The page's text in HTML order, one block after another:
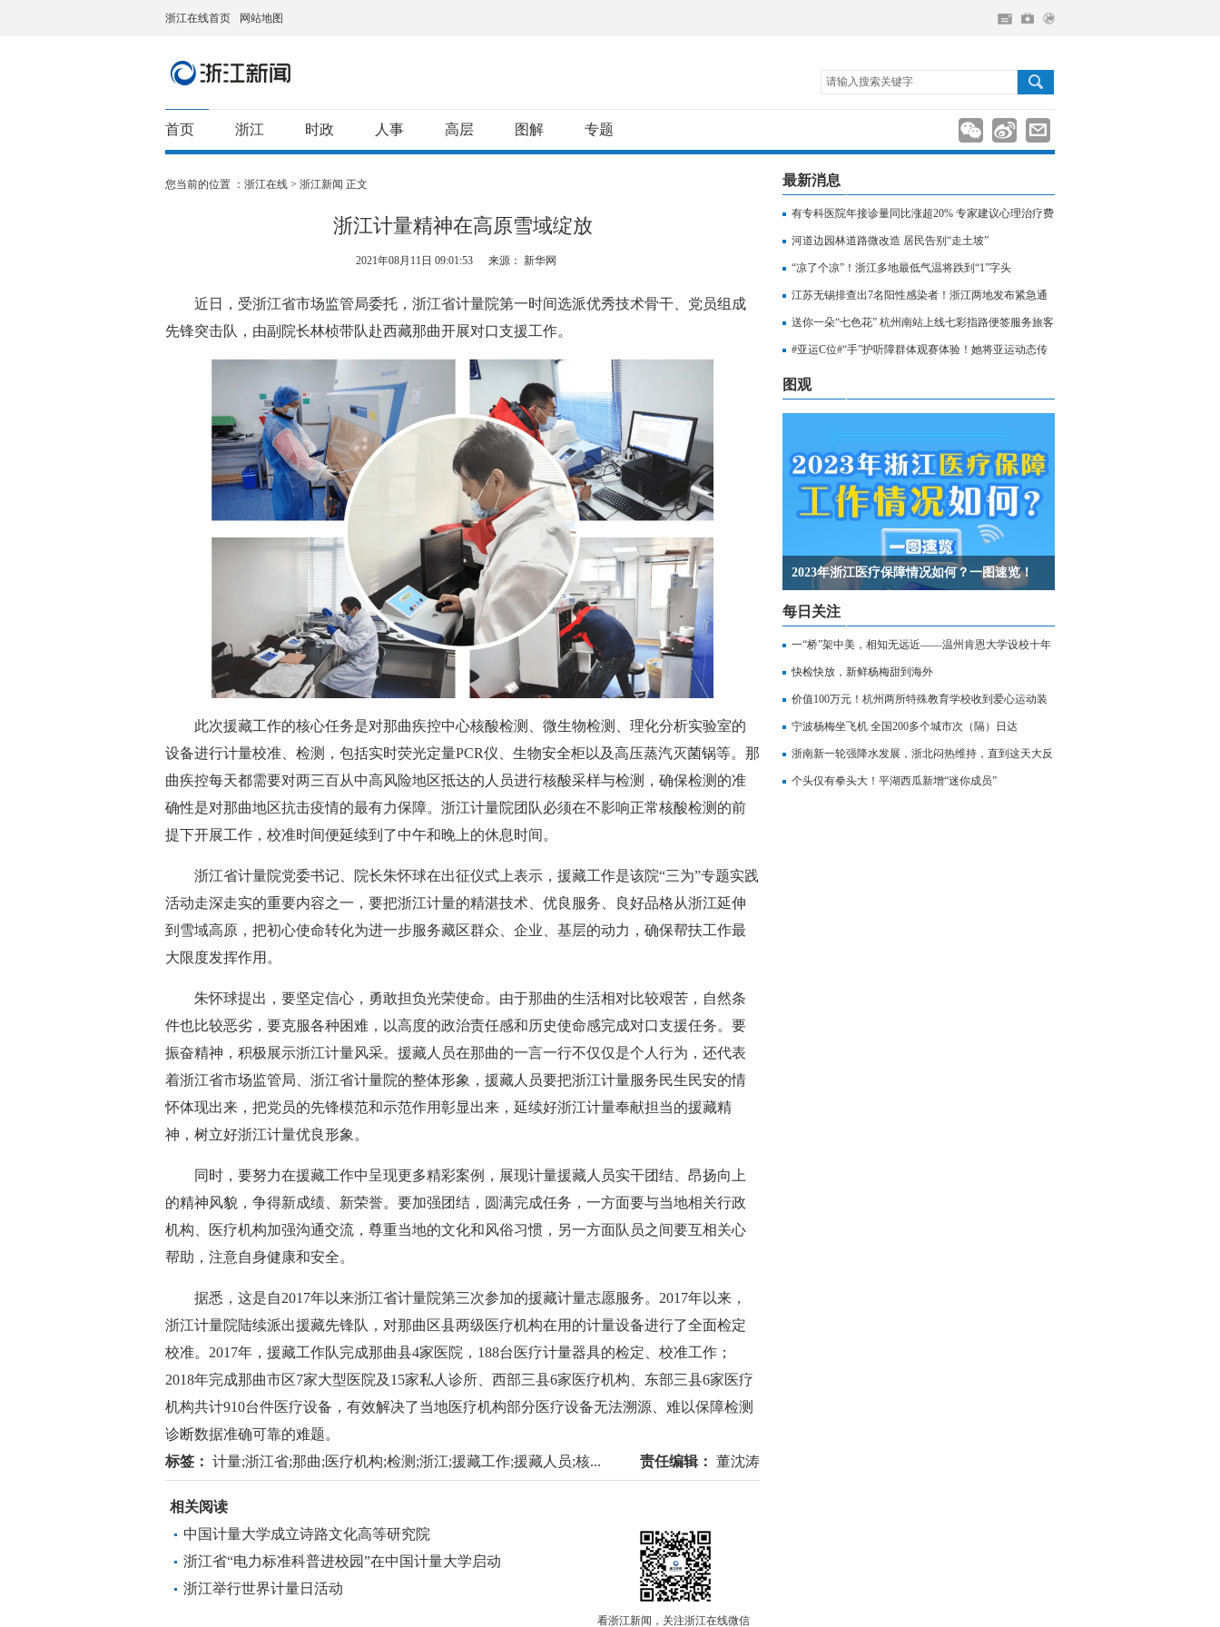
浙江在线首页 网站地图
请输入搜索关键字
首页 浙江 时政 人事 高层 图解 专题
您当前的位置 ： 浙江在线 > 浙江新闻 正文
浙江计量精神在高原雪域绽放
2021年08月11日 09:01:53 来源： 新华网
近日，受浙江省市场监管局委托，浙江省计量院第一时间选派优秀技术骨干、党员组成
先锋突击队，由副院长林桢带队赴西藏那曲开展对口支援工作。
此次援藏工作的核心任务是对那曲疾控中心核酸检测、微生物检测、理化分析实验室的
设备进行计量校准、检测，包括实时荧光定量PCR仪、生物安全柜以及高压蒸汽灭菌锅等。那
曲疾控每天都需要对两三百从中高风险地区抵达的人员进行核酸采样与检测，确保检测的准
确性是对那曲地区抗击疫情的最有力保障。浙江计量院团队必须在不影响正常核酸检测的前
提下开展工作，校准时间便延续到了中午和晚上的休息时间。
浙江省计量院党委书记、院长朱怀球在出征仪式上表示，援藏工作是该院“三为”专题实践
活动走深走实的重要内容之一，要把浙江计量的精湛技术、优良服务、良好品格从浙江延伸
到雪域高原，把初心使命转化为进一步服务藏区群众、企业、基层的动力，确保帮扶工作最
大限度发挥作用。
朱怀球提出，要坚定信心，勇敢担负光荣使命。由于那曲的生活相对比较艰苦，自然条
件也比较恶劣，要克服各种困难，以高度的政治责任感和历史使命感完成对口支援任务。要
振奋精神，积极展示浙江计量风采。援藏人员在那曲的一言一行不仅仅是个人行为，还代表
着浙江省市场监管局、浙江省计量院的整体形象，援藏人员要把浙江计量服务民生民安的情
怀体现出来，把党员的先锋模范和示范作用彰显出来，延续好浙江计量奉献担当的援藏精
神，树立好浙江计量优良形象。
同时，要努力在援藏工作中呈现更多精彩案例，展现计量援藏人员实干团结、昂扬向上
的精神风貌，争得新成绩、新荣誉。要加强团结，圆满完成任务，一方面要与当地相关行政
机构、医疗机构加强沟通交流，尊重当地的文化和风俗习惯，另一方面队员之间要互相关心
帮助，注意自身健康和安全。
据悉，这是自2017年以来浙江省计量院第三次参加的援藏计量志愿服务。2017年以来，
浙江计量院陆续派出援藏先锋队，对那曲区县两级医疗机构在用的计量设备进行了全面检定
校准。2017年，援藏工作队完成那曲县4家医院，188台医疗计量器具的检定、校准工作；
2018年完成那曲市区7家大型医院及15家私人诊所、西部三县6家医疗机构、东部三县6家医疗
机构共计910台件医疗设备，有效解决了当地医疗机构部分医疗设备无法溯源、难以保障检测
诊断数据准确可靠的难题。
标签： 计量;浙江省;那曲;医疗机构;检测;浙江;援藏工作;援藏人员;核... 责任编辑： 董沈涛
看浙江新闻，关注浙江在线微信
相关阅读
中国计量大学成立诗路文化高等研究院
浙江省“电力标准科普进校园”在中国计量大学启动
浙江举行世界计量日活动
最新消息
有专科医院年接诊量同比涨超20% 专家建议心理治疗费
用纳入医保
河道边园林道路微改造 居民告别“走土坡”
“凉了个凉”！浙江多地最低气温将跌到“1”字头
江苏无锡排查出7名阳性感染者！浙江两地发布紧急通
知，相关人员请立即报备
送你一朵“七色花” 杭州南站上线七彩指路便签服务旅客
出行
#亚运C位#“手”护听障群体观赛体验！她将亚运动态传
至无声世界
图观
2023年浙江医疗保障情况如何？一图速览！
每日关注
一“桥”架中美，相知无远近——温州肯恩大学设校十年
记
快检快放，新鲜杨梅甜到海外
价值100万元！杭州两所特殊教育学校收到爱心运动装
备
宁波杨梅坐飞机 全国200多个城市次（隔）日达
浙南新一轮强降水发展，浙北闷热维持，直到这天大反
转
个头仅有拳头大！平湖西瓜新增“迷你成员”